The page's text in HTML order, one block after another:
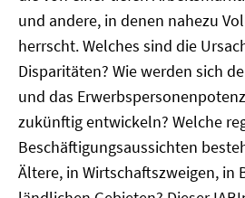
und andere, in denen nahezu
herrscht. Welches sind die
Disparitäten? Wie werden sich
und das
zukünftig entwickeln? Welche
Beschäftigungsaussichten
Ältere, in Wirtschaftszweigen, in